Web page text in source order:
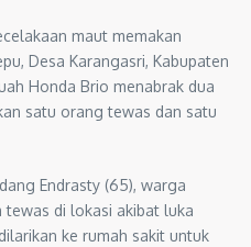
maut memakan
Desa Karangasri, Kabupaten
Honda Brio menabrak dua
satu orang tewas dan satu
Endrasty (65), warga
tewas di lokasi akibat luka
ke rumah sakit untuk